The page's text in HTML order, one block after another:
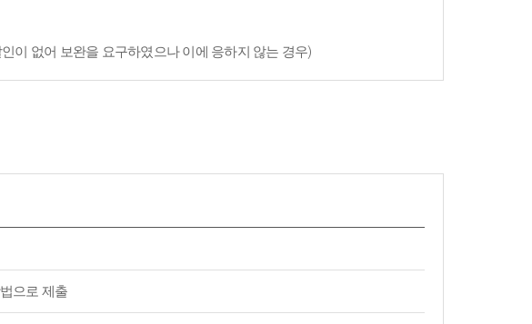
이 없어 보완을 요구하였으나 이에 응하지 않는 경우)
으로 제출